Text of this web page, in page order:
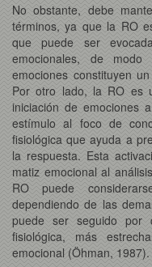
No obstante, debe
términos, ya que la RO
que puede ser
emocionales, de
emociones constituyen
Por otro lado, la RO es
iniciación de emociones
estímulo al foco de
fisiológica que ayuda a
la respuesta. Esta
matiz emocional al
RO puede
dependiendo de las
puede ser seguido por
fisiológica, más
emocional (Öhman, 1987).